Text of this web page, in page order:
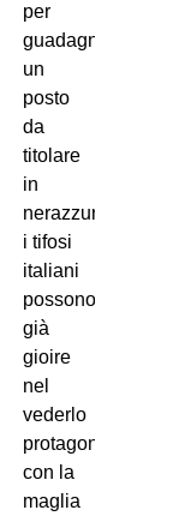
per
guadagnarsi
un
posto
da
titolare
in
nerazzurro,
i tifosi
italiani
possono
già
gioire
nel
vederlo
protagonista
con la
maglia